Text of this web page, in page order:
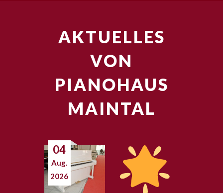
AKTUELLES
VON
PIANOHAUS
MAINTAL
04
Aug.
2026